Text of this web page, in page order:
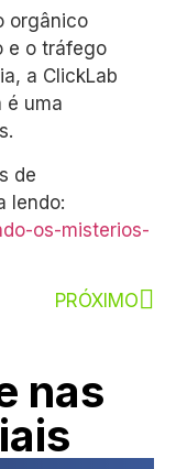
orgânico
e o tráfego
a ClickLab
é uma
de
lendo:
os-misterios-
PRÓXIMO
nas